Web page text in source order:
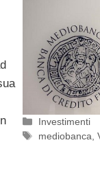
Categorie
Investimenti
Tag
mediobanca ,